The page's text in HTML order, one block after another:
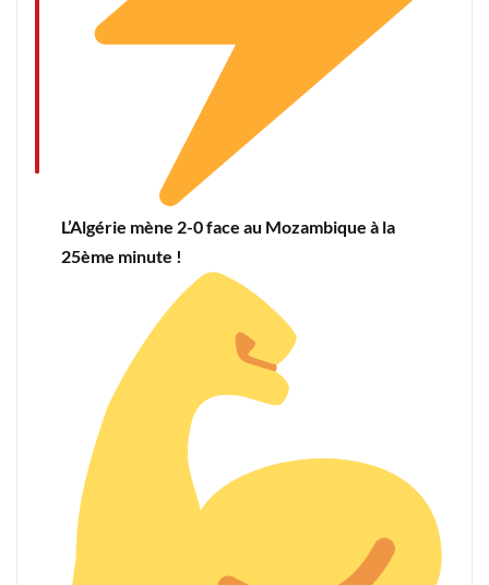
L’Algérie mène 2-0 face au Mozambique à la
25ème minute !